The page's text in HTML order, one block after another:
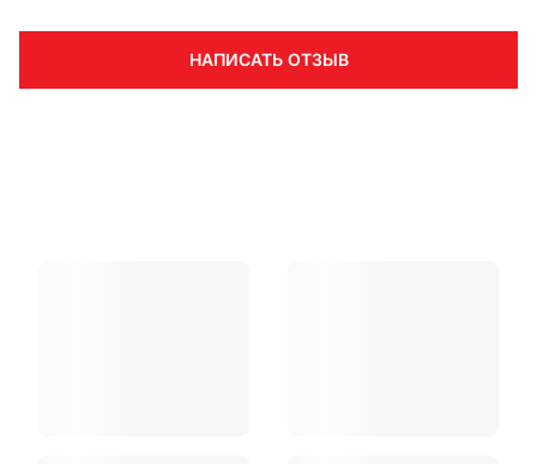
НАПИСАТЬ ОТЗЫВ